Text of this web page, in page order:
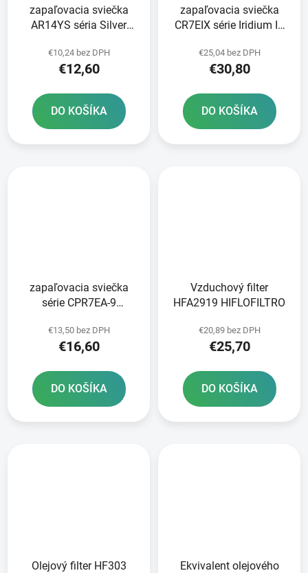
zapaľovacia sviečka
AR14YS séria Silver
republika
€10,24 bez DPH
€12,60
DO KOŠÍKA
zapaľovacia sviečka
CR7EIX série Iridium IX
€25,04 bez DPH
€30,80
DO KOŠÍKA
zapaľovacia sviečka
série CPR7EA-9
€13,50 bez DPH
€16,60
DO KOŠÍKA
Vzduchový filter
HFA2919 HIFLOFILTRO
€20,89 bez DPH
€25,70
DO KOŠÍKA
Olejový filter HF303
Ekvivalent olejového